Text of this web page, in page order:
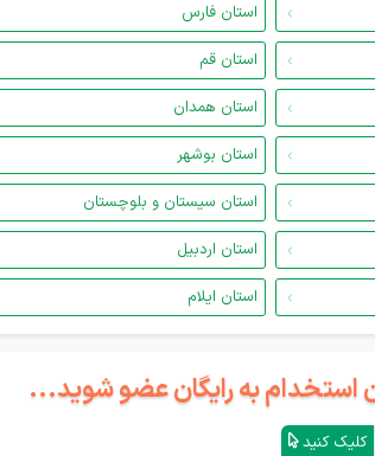
استان فارس
استان قم
استان همدان
استان بوشهر
استان سیستان و بلوچستان
استان اردبیل
استان ایلام
استخدام به رایگان عضو شوید...
کلیک کنید